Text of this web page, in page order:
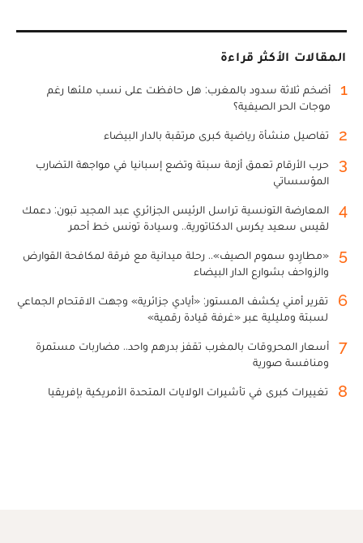
المقالات الأكثر قراءة
1
أضخم ثلاثة سدود بالمغرب: هل حافظت على نسب ملئها رغم
موجات الحر الصيفية؟
2 تفاصيل منشأة رياضية كبرى مرتقبة بالدار البيضاء
3
حرب الأرقام تعمق أزمة سبتة وتضع إسبانيا في مواجهة التضارب
المؤسساتي
4
المعارضة التونسية تراسل الرئيس الجزائري عبد المجيد تبون: دعمك
لقيس سعيد يكرس الدكتاتورية.. وسيادة تونس خط أحمر
5
«مطارِدو سموم الصيف».. رحلة ميدانية مع فرقة لمكافحة القوارض
والزواحف بشوارع الدار البيضاء
6
تقرير أمني يكشف المستور: «أيادي جزائرية» وجهت الاقتحام الجماعي
لسبتة ومليلية عبر «غرفة قيادة رقمية»
7
أسعار المحروقات بالمغرب تقفز بدرهم واحد.. مضاربات مستمرة
ومنافسة صورية
8 تغييرات كبرى في تأشيرات الولايات المتحدة الأمريكية بإفريقيا